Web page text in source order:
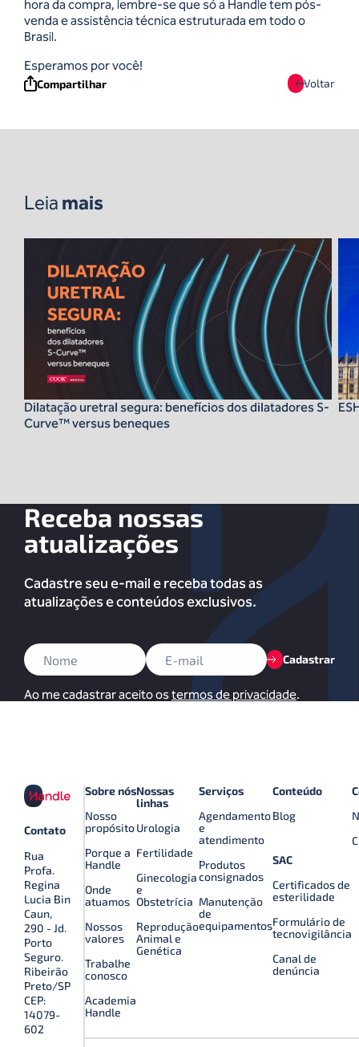
hora da compra, lembre-se que só a Handle tem pós-
venda e assistência técnica estruturada em todo o
Brasil.
Esperamos por você!
Compartilhar Voltar
Leia mais
Dilatação uretral segura: benefícios dos dilatadores S-
Curve™ versus beneques
Receba nossas
atualizações
Cadastre seu e-mail e receba todas as
atualizações e conteúdos exclusivos.
Cadastrar
Ao me cadastrar aceito ostermos de privacidade.
Contato
Rua
Profa.
Regina
Lucia Bin
Caun,
290 - Jd.
Porto
Seguro.
Ribeirão
Preto/SP
CEP:
14079-
602
Sobre nós
Nosso
propósito
Porque a
Handle
Onde
atuamos
Nossos
valores
Trabalhe
conosco
Academia
Handle
Nossas
linhas
Urologia
Fertilidade
Ginecologia
e
Obstetrícia
Reprodução
Animal e
Genética
Serviços
Agendamento
e
atendimento
Produtos
consignados
Manutenção
de
equipamentos
Conteúdo
Blog
SAC
Certificados de
esterilidade
Formulário de
tecnovigilância
Canal de
denúncia